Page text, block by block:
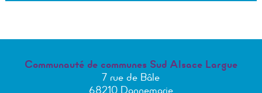
Communauté de communes Sud Alsace Largue
7 rue de Bâle
68210 Dannemarie